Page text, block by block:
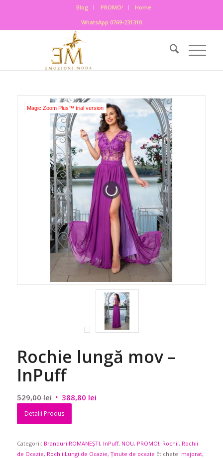
Blog PROMO!
Home
WhatsApp 0769-231310
Magic Zoom Plus™ trial version
Rochie lungă mov –
InPuff
529,00lei Prețul
inițial
529,00 lei.
388,80 leiPrețul
Detalii Produs
Categorii: Branduri ROMANEȘTI, InPuff, NOU, PROMO!, Rochii, Rochii
de Ocazie, Rochii Lungi de Ocazie, Ținute de ocazie Etichete: majorat,